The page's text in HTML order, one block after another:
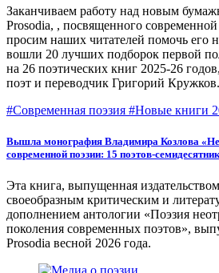
Заканчиваем работу над новым
Prosodia, , посвященного
просим наших читателей помочь его
вошли 20 лучших подборок первой
на 26 поэтических книг 2025-26
поэт и переводчик Григорий Кружков.
#Современная поэзия #Новые книги
Вышла монография Владимира Козлова
современной поэзии: 15 поэтов-
Эта книга, выпущенная
своеобразным критическим и
дополнением антологии «Поэзия
поколения современных поэтов»,
Prosodia весной 2026 года.